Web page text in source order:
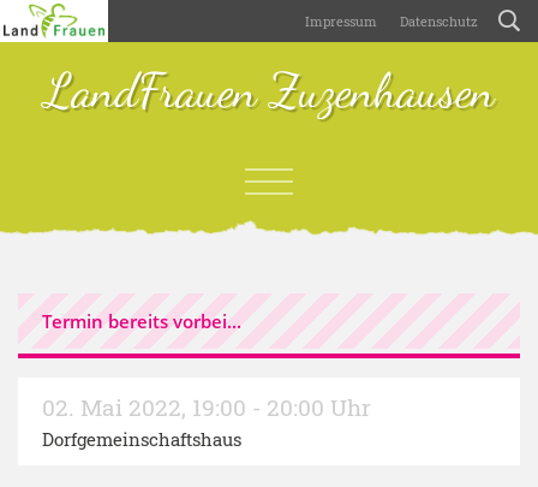
Impressum Datenschutz
LandFrauen Zuzenhausen
Termin bereits vorbei...
02. Mai 2022, 19:00 - 20:00 Uhr
Dorfgemeinschaftshaus